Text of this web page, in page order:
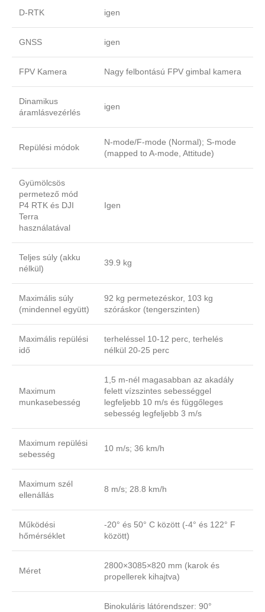
D-RTK igen
GNSS igen
FPV Kamera Nagy felbontású FPV gimbal kamera
Dinamikus
áramlásvezérlés
igen
Repülési módok
N-mode/F-mode (Normal); S-mode
(mapped to A-mode, Attitude)
Gyümölcsös
permetező mód
P4 RTK és DJI
Terra
használatával
Igen
Teljes súly (akku
nélkül)
39.9 kg
Maximális súly
(mindennel együtt)
92 kg permetezéskor, 103 kg
szóráskor (tengerszinten)
Maximális repülési
idő
terheléssel 10-12 perc, terhelés
nélkül 20-25 perc
Maximum
munkasebesség
1,5 m-nél magasabban az akadály
felett vízszintes sebességgel
legfeljebb 10 m/s és függőleges
sebesség legfeljebb 3 m/s
Maximum repülési
sebesség
10 m/s; 36 km/h
Maximum szél
ellenállás
8 m/s; 28.8 km/h
Működési
hőmérséklet
-20° és 50° C között (-4° és 122° F
között)
Méret
2800×3085×820 mm (karok és
propellerek kihajtva)
Binokuláris látórendszer: 90°